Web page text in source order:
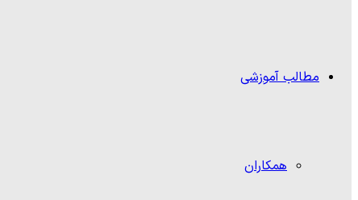
مطالب آموزشی
همکاران